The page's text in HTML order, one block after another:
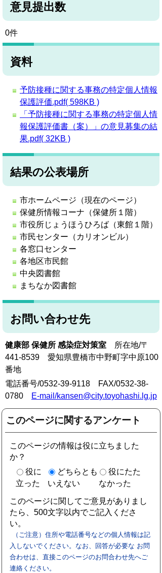
意見提出数
0件
資料
予防接種に関する事務の特定個人情報
保護評価.pdf( 598KB )
「予防接種に関する事務の特定個人情
報保護評価書（案）」の意見募集の結
果.pdf( 32KB )
結果の公表場所
市ホームページ（現在のページ）
保健所情報コーナ（保健所１階）
市役所じょうほうひろば（東館１階）
市民センター（カリオンビル）
各窓口センター
各地区市民館
中央図書館
まちなか図書館
お問い合わせ先
健康部 保健所 感染症対策室
所在地/〒
441-8539 愛知県豊橋市中野町字中原100
番地
電話番号/0532-39-9118 FAX/0532-38-
0780
E-mail/kansen@city.toyohashi.lg.jp
このページに関するアンケート
このページの情報は役に立ちました
か？
役に
立った
どちらとも
いえない
役にたた
なかった
このページに関してご意見がありまし
たら、500文字以内でご記入くださ
い。
（ご注意）住所や電話番号などの個人情報は記
入しないでください。なお、回答が必要な お問
合わせは、直接このページのお問合わせ先へご
連絡ください。